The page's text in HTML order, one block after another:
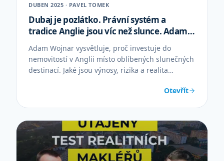
DUBEN 2025 · PAVEL TOMEK
Dubaj je pozlátko. Právní systém a
tradice Anglie jsou víc než slunce. Adam
Wojnar
Adam Wojnar vysvětluje, proč investuje do
nemovitostí v Anglii místo oblíbených slunečných
destinací. Jaké jsou výnosy, rizika a realita
Otevřít